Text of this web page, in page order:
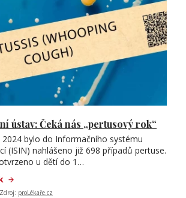
ústav: Čeká nás „pertusový rok“
bylo do Informačního systému
(ISIN) nahlášeno již 698 případů pertuse.
u dětí do 1…
proLékaře.cz